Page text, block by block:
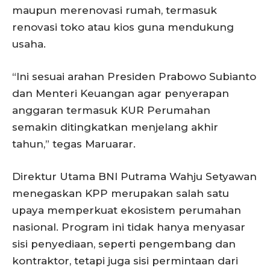
maupun merenovasi rumah, termasuk
renovasi toko atau kios guna mendukung
usaha.
“Ini sesuai arahan Presiden Prabowo Subianto
dan Menteri Keuangan agar penyerapan
anggaran termasuk KUR Perumahan
semakin ditingkatkan menjelang akhir
tahun,” tegas Maruarar.
Direktur Utama BNI Putrama Wahju Setyawan
menegaskan KPP merupakan salah satu
upaya memperkuat ekosistem perumahan
nasional. Program ini tidak hanya menyasar
sisi penyediaan, seperti pengembang dan
kontraktor, tetapi juga sisi permintaan dari